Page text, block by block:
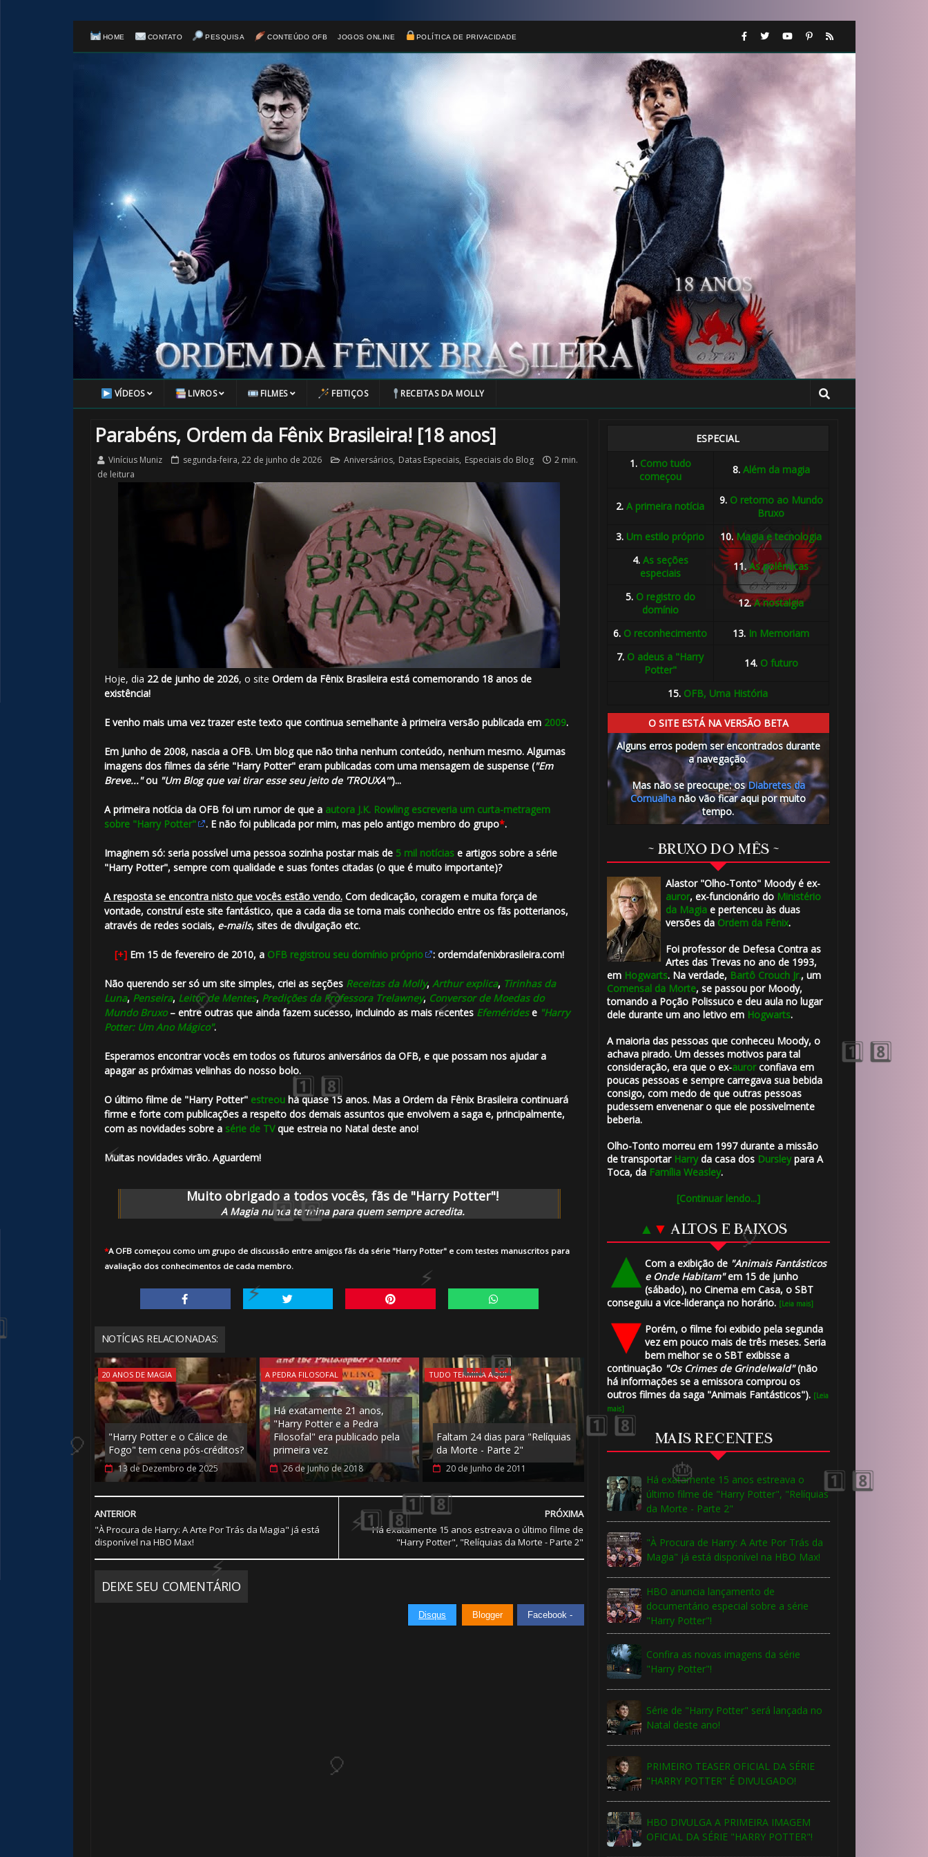
HOME CONTATO PESQUISA CONTEÚDO OFB JOGOS ONLINE POLÍTICA DE PRIVACIDADE
VÍDEOS LIVROS FILMES FEITIÇOS RECEITAS DA MOLLY
Parabéns, Ordem da Fênix Brasileira! [18 anos]
Vinícius Muniz segunda-feira, 22 de junho de 2026 Aniversários, Datas Especiais, Especiais do Blog
2 min.
de leitura
Hoje, dia 22 de junho de 2026, o site Ordem da Fênix Brasileira está comemorando 18 anos de
existência!
E venho mais uma vez trazer este texto que continua semelhante à primeira versão publicada em 2009.
Em Junho de 2008, nascia a OFB. Um blog que não tinha nenhum conteúdo, nenhum mesmo. Algumas
imagens dos filmes da série "Harry Potter" eram publicadas com uma mensagem de suspense ("Em
Breve..."ou "Um Blog que vai tirar esse seu jeito de 'TROUXA'")...
A primeira notícia da OFBfoi um rumor de que a autora J.K. Rowling escreveria um curta-metragem
sobre "Harry Potter"
. E não foi publicada por mim, mas pelo antigo membro do grupo*.
Imaginem só: seria possível uma pessoa sozinha postar mais de 5 mil notíciase artigos sobre a série
"Harry Potter", sempre com qualidade e suas fontes citadas (o que é muito importante)?
A resposta se encontra nisto que vocês estão vendo.Com dedicação, coragem e muita força de
vontade, construí este site fantástico, que a cada dia se torna mais conhecido entre os fãs potterianos,
através de redes sociais, e-mails, sites de divulgação etc.
[+]Em 15 de fevereiro de 2010, a OFBregistrou seu domínio próprio : ordemdafenixbrasileira.com!
Não querendo ser só um site simples, criei as seções Receitas da Molly, Arthur explica, Tirinhas da
Luna, Penseira, Leitor de Mentes, Predições da Professora Trelawney, Conversor de Moedas do
Mundo Bruxo– entre outras que ainda fazem sucesso, incluindo as mais recentes Efeméridese "Harry
Potter: Um Ano Mágico".
Esperamos encontrar vocês em todos os futuros aniversários da OFB, e que possam nos ajudar a
apagar as próximas velinhas do nosso bolo.
O último filme de "Harry Potter" estreouhá quase 15 anos. Mas a Ordem da Fênix Brasileiracontinuará
firme e forte com publicações a respeito dos demais assuntos que envolvem a saga e, principalmente,
com as novidades sobre a série de TVque estreia no Natal deste ano!
Muitas novidades virão. Aguardem!
Muito obrigado a todos vocês, fãs de "Harry Potter"!
A Magia nunca termina para quem sempre acredita.
*A OFBcomeçou como um grupo de discussão entre amigos fãs da série "Harry Potter" e com testes manuscritos para
avaliação dos conhecimentos de cada membro.
NOTÍCIAS RELACIONADAS:
20 ANOS DE MAGIA
"Harry Potter e o Cálice de
Fogo" tem cena pós-créditos?
13 de Dezembro de 2025
A PEDRA FILOSOFAL
Há exatamente 21 anos,
"Harry Potter e a Pedra
Filosofal" era publicado pela
primeira vez
26 de Junho de 2018
TUDO TERMINA AQUI
Faltam 24 dias para "Relíquias
da Morte - Parte 2"
20 de Junho de 2011
PRÓXIMA
Há exatamente 15 anos estreava o último filme de
"Harry Potter", "Relíquias da Morte - Parte 2"
ANTERIOR
"À Procura de Harry: A Arte Por Trás da Magia" já está
disponível na HBO Max!
DEIXE SEU COMENTÁRIO
Disqus Blogger Facebook -
ESPECIAL
1. Como tudo
começou
8. Além da magia
2.A primeira notícia 9. O retorno ao Mundo
Bruxo
3. Um estilo próprio 10.Magia e tecnologia
4. As seções
especiais
11.As polêmicas
5. O registro do
domínio
12.A nostalgia
6. O reconhecimento 13. In Memoriam
7. O adeus a "Harry
Potter"
14. O futuro
15. OFB, Uma História
O SITE ESTÁ NA VERSÃO BETA
Alguns erros podem ser encontrados durante
a navegação.
Mas não se preocupe: osDiabretes da
Cornualha não vão ficar aqui por muito
tempo.
~ BRUXO DO MÊS ~
Alastor "Olho-Tonto" Moodyé ex-
auror, ex-funcionário do Ministério
da Magiae pertenceu às duas
versões da Ordem da Fênix.
Foi professor de Defesa Contra as
Artes das Trevas no ano de 1993,
em Hogwarts. Na verdade, Bartô Crouch Jr., um
Comensal da Morte, se passou por Moody,
tomando a Poção Polissuco e deu aula no lugar
dele durante um ano letivo em Hogwarts.
A maioria das pessoas que conheceu Moody, o
achava pirado. Um desses motivos para tal
consideração, era que o ex-aurorconfiava em
poucas pessoas e sempre carregava sua bebida
consigo, com medo de que outras pessoas
pudessem envenenar o que ele possivelmente
beberia.
Olho-Tonto morreu em 1997 durante a missão
de transportar Harryda casa dos Dursleypara A
Toca, da Família Weasley.
[Continuar lendo...]
▲ ▼ ALTOS E BAIXOS
Com a exibição de "Animais Fantásticos
e Onde Habitam"em 15 de junho
(sábado), no Cinema em Casa, o SBT
conseguiu a vice-liderança no horário. [Leia mais]
Porém, o filme foi exibido pela segunda
vez em pouco mais de três meses. Seria
bem melhor se o SBT exibisse a
continuação "Os Crimes de Grindelwald"(não
há informações se a emissora comprou os
outros filmes da saga "Animais Fantásticos"). [Leia
mais]
MAIS RECENTES
Há exatamente 15 anos estreava o
último filme de "Harry Potter", "Relíquias
da Morte - Parte 2"
"À Procura de Harry: A Arte Por Trás da
Magia" já está disponível na HBO Max!
HBO anuncia lançamento de
documentário especial sobre a série
"Harry Potter"!
Confira as novas imagens da série
"Harry Potter"!
Série de "Harry Potter" será lançada no
Natal deste ano!
PRIMEIRO TEASER OFICIAL DA SÉRIE
"HARRY POTTER" É DIVULGADO!
HBO DIVULGA A PRIMEIRA IMAGEM
OFICIAL DA SÉRIE "HARRY POTTER"!
🎂
1️⃣ 8️⃣
⚡
🎈
⚡
🎈
⚡
🎈
⚡
1️⃣ 8️⃣
1️⃣ 8️⃣
🎈
⚡
🎈
⚡
⚡
1️⃣ 8️⃣
1️⃣ 8️⃣
🎂